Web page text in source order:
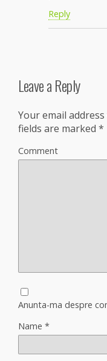
Reply
Leave a Reply
Your email
fields are marked *
Comment
Anunta-ma despre
Name *